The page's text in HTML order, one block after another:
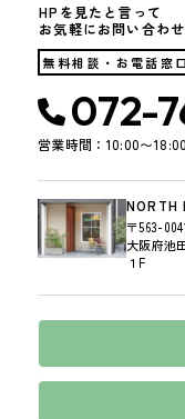
HPを見たと言って
お気軽にお問い合わ
無料相談・お電話窓口
072-
営業時間：10:00〜18:00
NORTH
〒563-
大阪府池
１F